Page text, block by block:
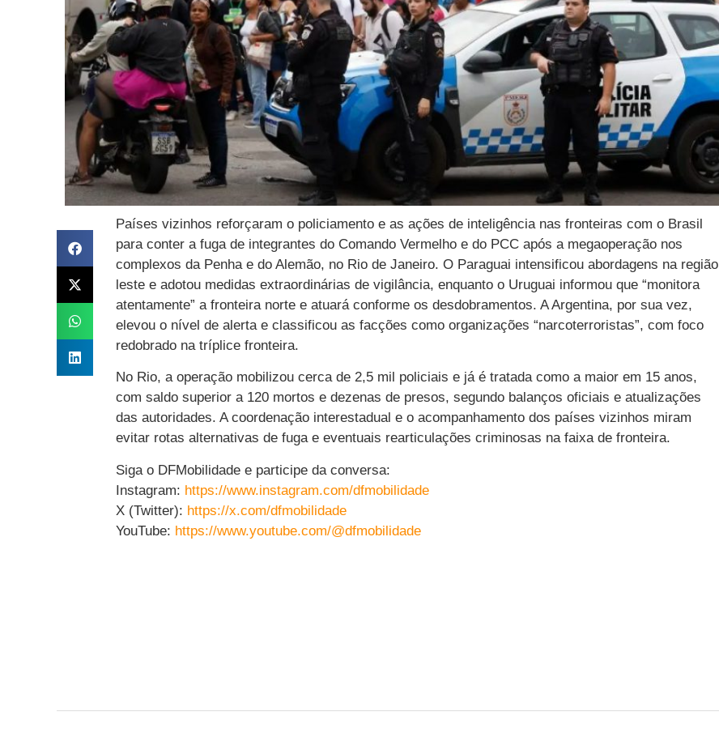
Países vizinhos reforçaram o policiamento e as ações de inteligência nas fronteiras com o Brasil
para conter a fuga de integrantes do Comando Vermelho e do PCC após a megaoperação nos
complexos da Penha e do Alemão, no Rio de Janeiro. O Paraguai intensificou abordagens na região
leste e adotou medidas extraordinárias de vigilância, enquanto o Uruguai informou que “monitora
atentamente” a fronteira norte e atuará conforme os desdobramentos. A Argentina, por sua vez,
elevou o nível de alerta e classificou as facções como organizações “narcoterroristas”, com foco
redobrado na tríplice fronteira.
No Rio, a operação mobilizou cerca de 2,5 mil policiais e já é tratada como a maior em 15 anos,
com saldo superior a 120 mortos e dezenas de presos, segundo balanços oficiais e atualizações
das autoridades. A coordenação interestadual e o acompanhamento dos países vizinhos miram
evitar rotas alternativas de fuga e eventuais rearticulações criminosas na faixa de fronteira.
Siga o DFMobilidade e participe da conversa:
Instagram: https://www.instagram.com/dfmobilidade
X (Twitter): https://x.com/dfmobilidade
YouTube: https://www.youtube.com/@dfmobilidade